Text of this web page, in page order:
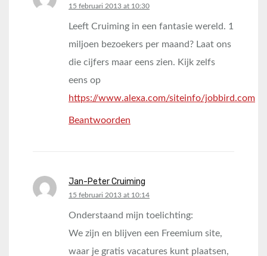
says:
15 februari 2013 at 10:30
Leeft Cruiming in een fantasie wereld. 1
miljoen bezoekers per maand? Laat ons
die cijfers maar eens zien. Kijk zelfs
eens op
https://www.alexa.com/siteinfo/jobbird.com
Beantwoorden
Jan-Peter Cruiming
says:
15 februari 2013 at 10:14
Onderstaand mijn toelichting:
We zijn en blijven een Freemium site,
waar je gratis vacatures kunt plaatsen,